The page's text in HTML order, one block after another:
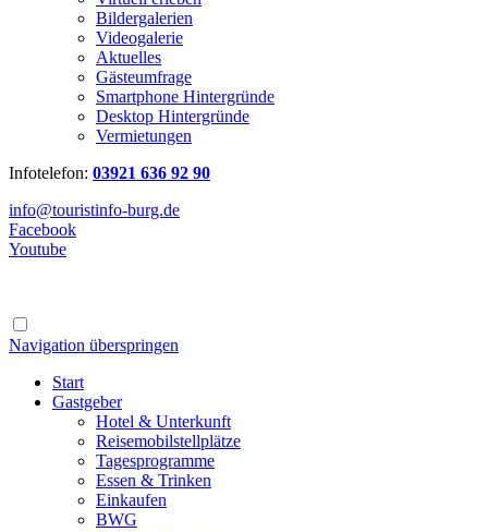
Bildergalerien
Videogalerie
Aktuelles
Gästeumfrage
Smartphone Hintergründe
Desktop Hintergründe
Vermietungen
Infotelefon: 03921 636 92 90
info@touristinfo-burg.de
Facebook
Youtube
Navigation überspringen
Start
Gastgeber
Hotel & Unterkunft
Reisemobilstellplätze
Tagesprogramme
Essen & Trinken
Einkaufen
BWG